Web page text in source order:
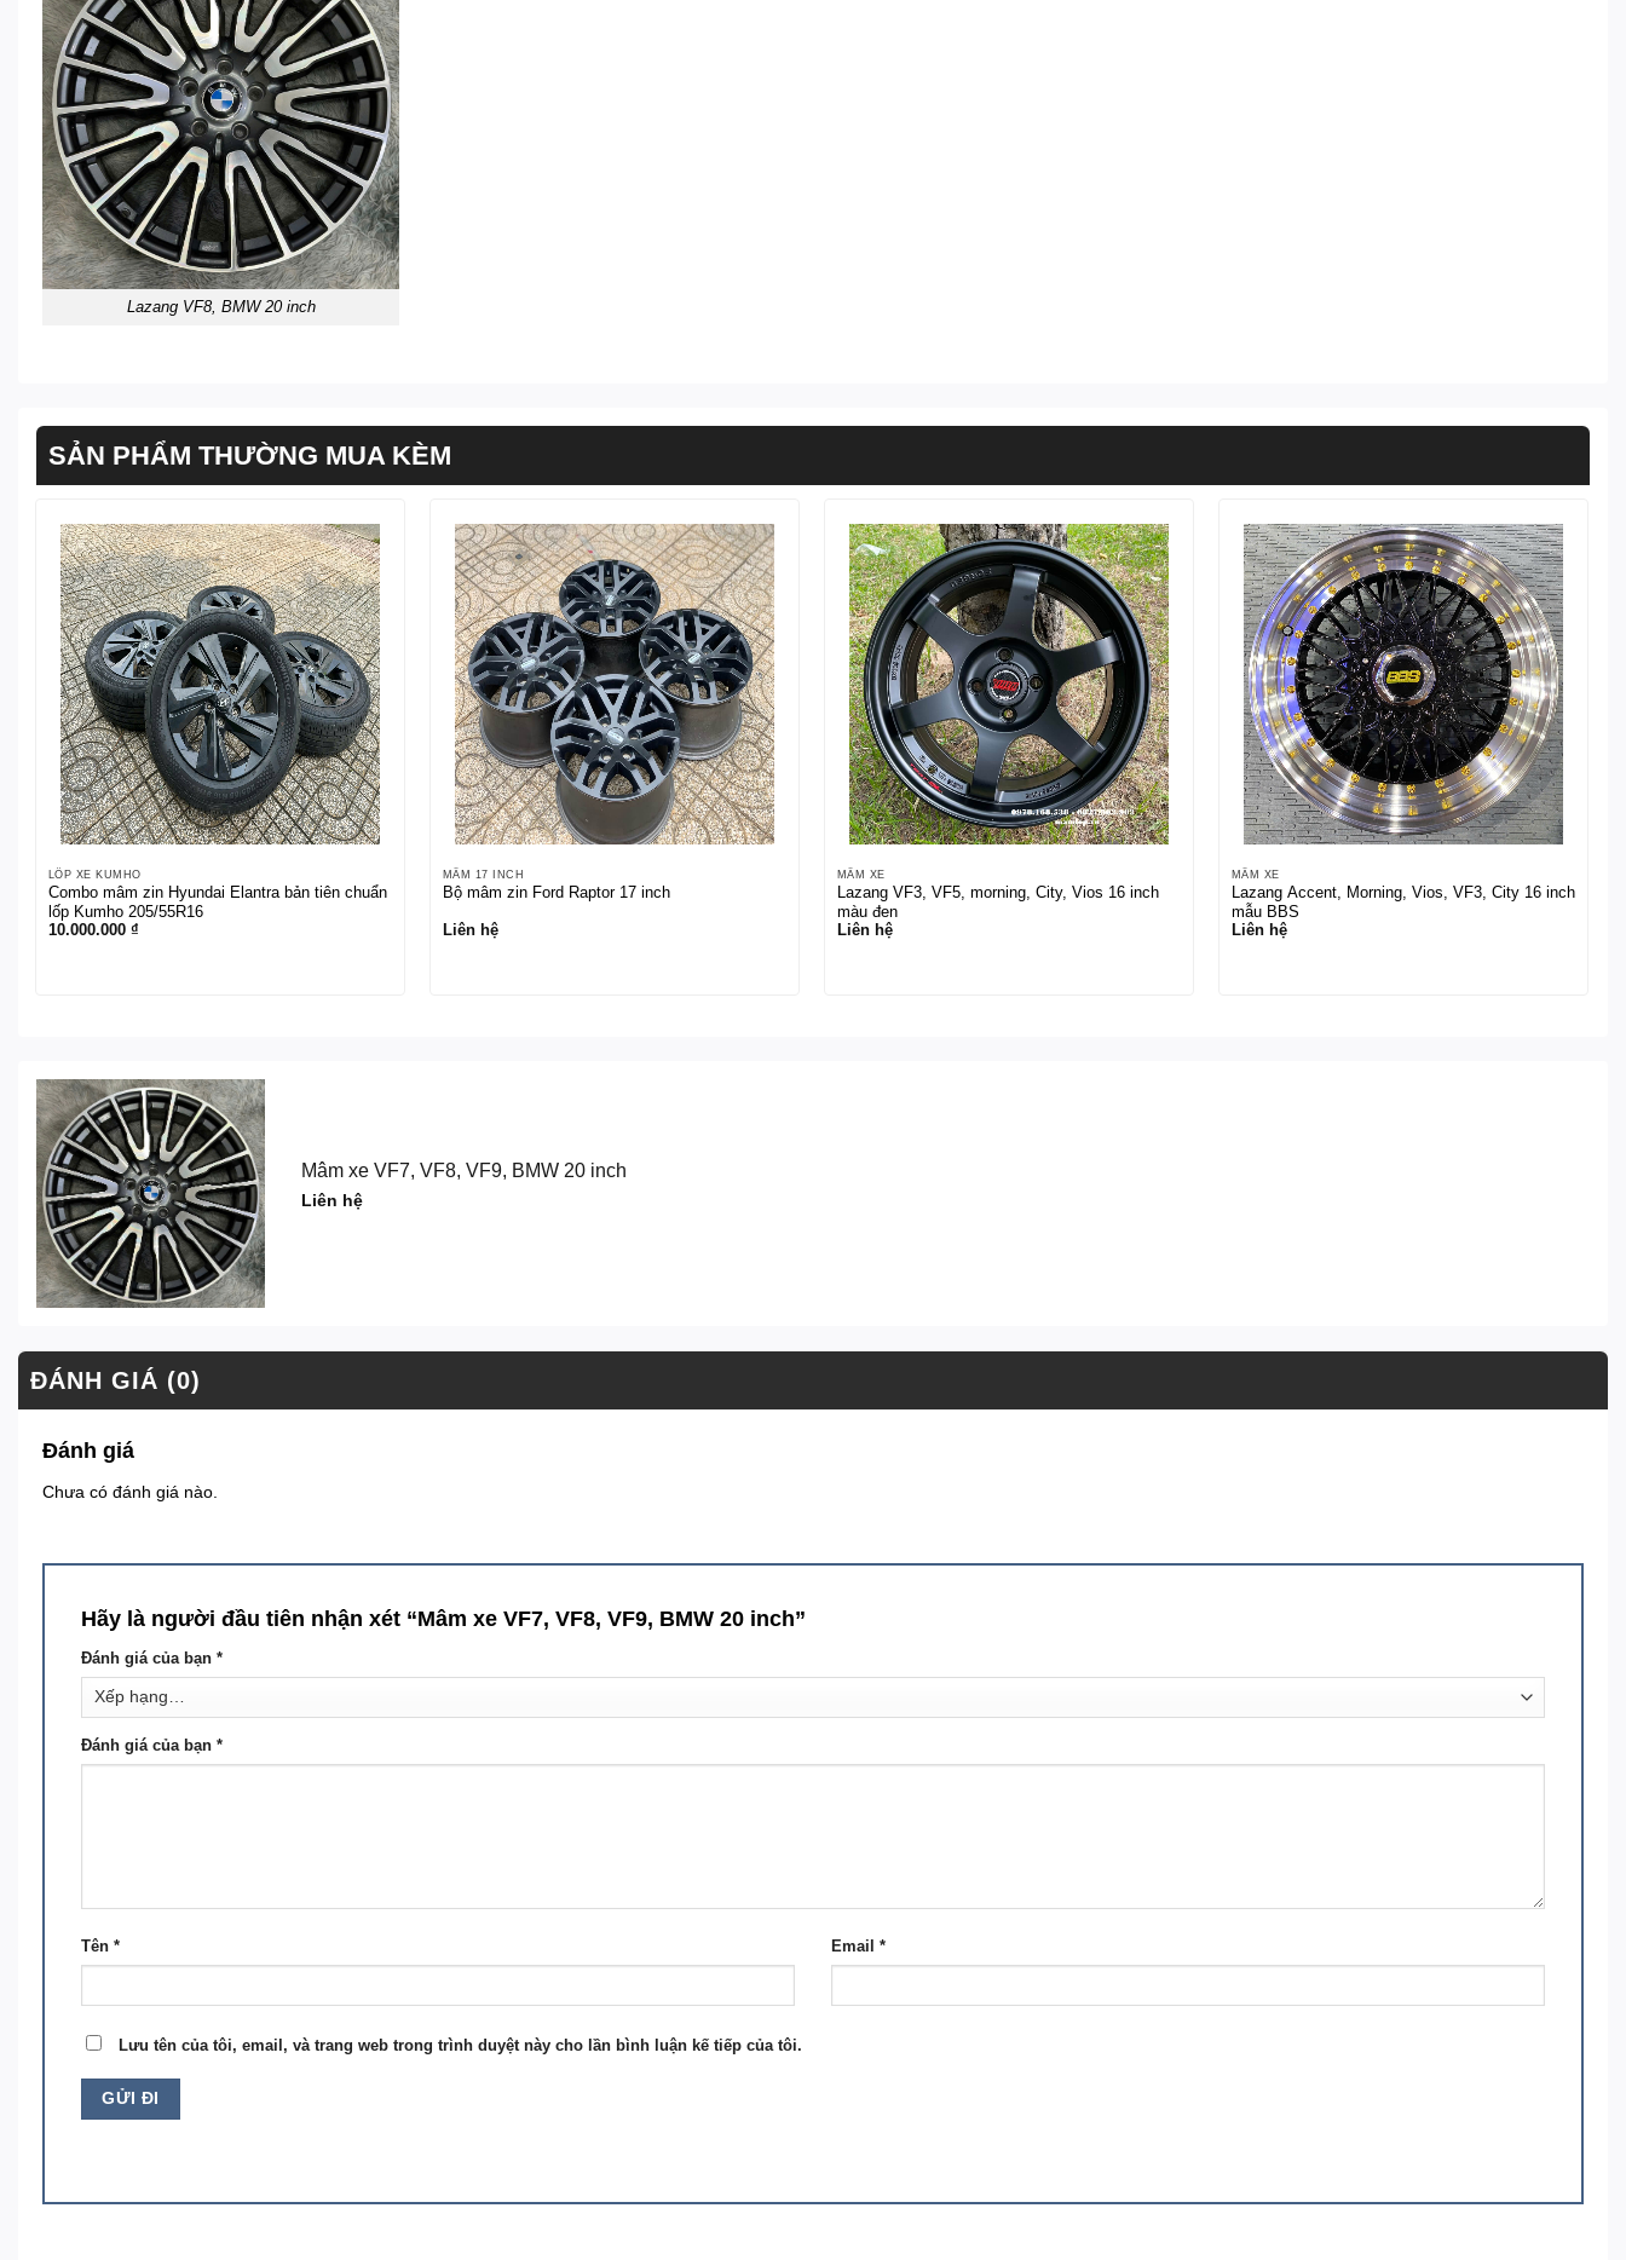
Lazang VF8, BMW 20 inch
SẢN PHẨM THƯỜNG MUA KÈM
LỐP XE KUMHO
Combo mâm zin Hyundai Elantra bản tiên chuẩn
lốp Kumho 205/55R16
10.000.000 ₫
MÂM 17 INCH
Bộ mâm zin Ford Raptor 17 inch
Liên hệ
MÂM XE
Lazang VF3, VF5, morning, City, Vios 16 inch
màu đen
Liên hệ
MÂM XE
Lazang Accent, Morning, Vios, VF3, City 16 inch
mẫu BBS
Liên hệ
Mâm xe VF7, VF8, VF9, BMW 20 inch
Liên hệ
ĐÁNH GIÁ (0)
Đánh giá
Chưa có đánh giá nào.
Hãy là người đầu tiên nhận xét “Mâm xe VF7, VF8, VF9, BMW 20 inch”
Đánh giá của bạn *
Đánh giá của bạn *
Tên * Email *
Lưu tên của tôi, email, và trang web trong trình duyệt này cho lần bình luận kế tiếp của tôi.